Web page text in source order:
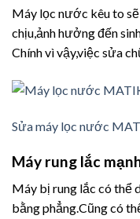
Máy lọc nước kêu to
chịu,ảnh hưởng đến
Chính vì vậy,việc sửa
Sửa máy lọc nước
Máy rung lắc
Máy bị rung lắc có thể
bằng phẳng.Cũng có